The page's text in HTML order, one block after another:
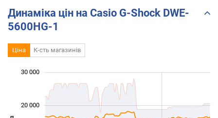
Динаміка цін на Casio G-Shock DWE-
5600HG-1
Ціна К-сть магазинів
20 000
30 000